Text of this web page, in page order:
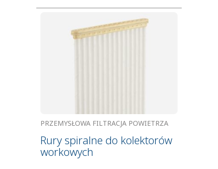
PRZEMYSŁOWA FILTRACJA POWIETRZA
Rury spiralne do kolektorów
workowych